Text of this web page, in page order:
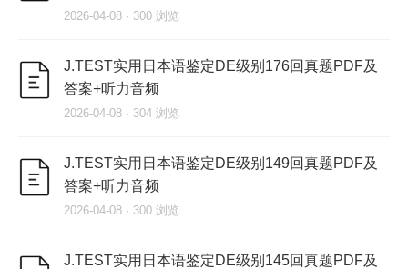
2026-04-08 · 300 浏览
J.TEST实用日本语鉴定DE级别176回真题PDF及
答案+听力音频
2026-04-08 · 304 浏览
J.TEST实用日本语鉴定DE级别149回真题PDF及
答案+听力音频
2026-04-08 · 300 浏览
J.TEST实用日本语鉴定DE级别145回真题PDF及